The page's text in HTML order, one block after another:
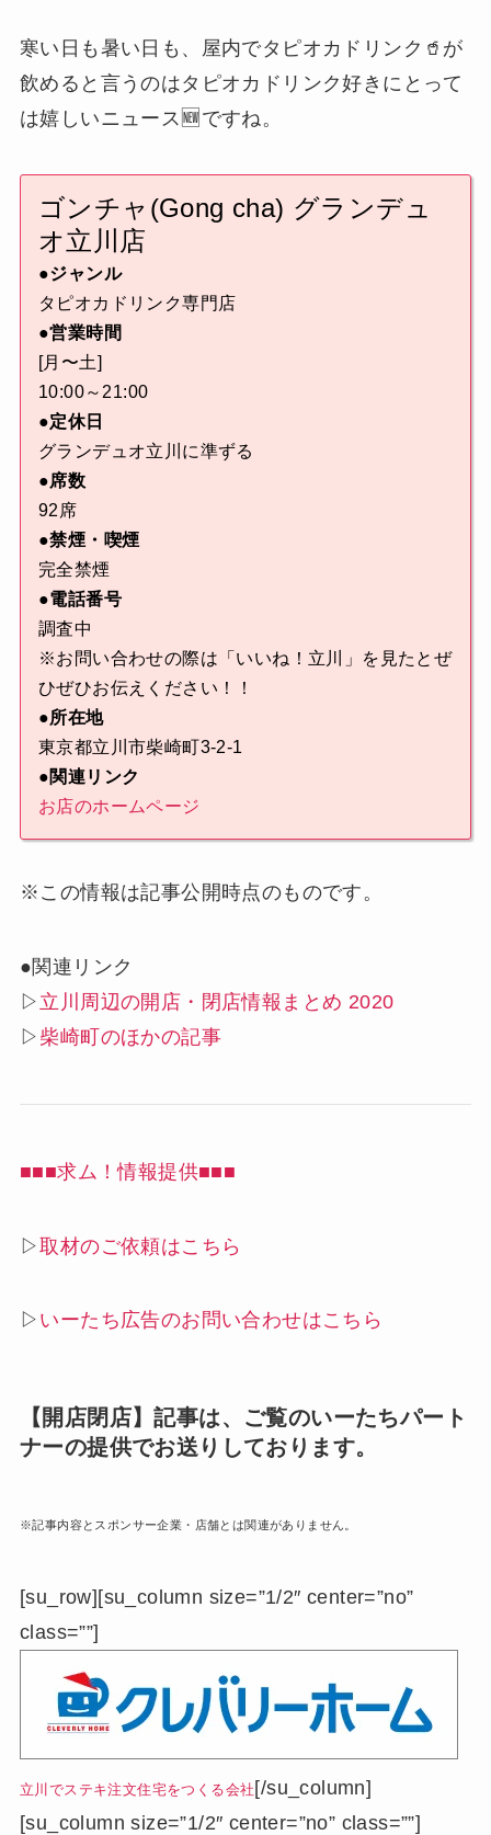
寒い日も暑い日も、屋内でタピオカドリンク🥤が
飲めると言うのはタピオカドリンク好きにとって
は嬉しいニュース🆕ですね。
ゴンチャ(Gong cha) グランデュ
オ立川店
●ジャンル
タピオカドリンク専門店
●営業時間
[月〜土]
10:00～21:00
●定休日
グランデュオ立川に準ずる
●席数
92席
●禁煙・喫煙
完全禁煙
●電話番号
調査中
※お問い合わせの際は「いいね！立川」を見たとぜ
ひぜひお伝えください！！
●所在地
東京都立川市柴崎町3-2-1
●関連リンク
お店のホームページ
※この情報は記事公開時点のものです。
●関連リンク
▷ 立川周辺の開店・閉店情報まとめ 2020
▷ 柴崎町のほかの記事
■■■求ム！情報提供■■■
▷取材のご依頼はこちら
▷ いーたち広告のお問い合わせはこちら
【開店閉店】記事は、ご覧のいーたちパート
ナーの提供でお送りしております。
※記事内容とスポンサー企業・店舗とは関連がありません。
[su_row][su_column size=”1/2″ center=”no”
class=””]
立川でステキ注文住宅をつくる会社[/su_column]
[su_column size=”1/2″ center=”no” class=””]